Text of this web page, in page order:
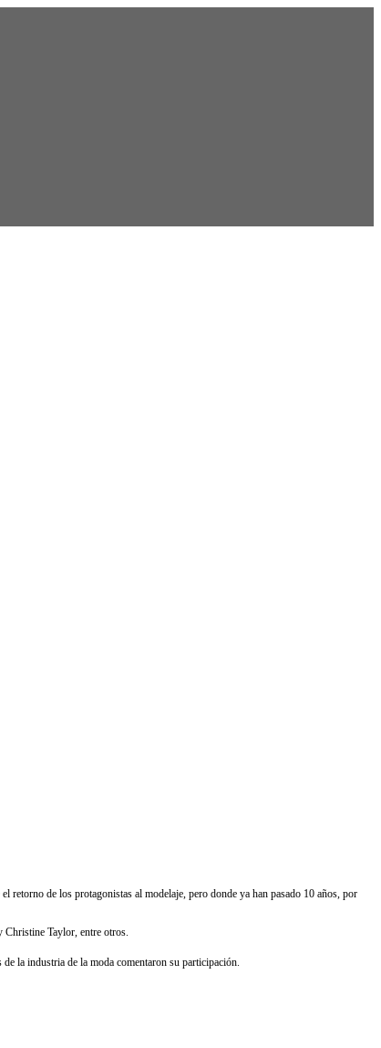
retorno de los protagonistas al modelaje, pero donde ya han pasado 10 años, por
Christine Taylor, entre otros.
la industria de la moda comentaron su participación.